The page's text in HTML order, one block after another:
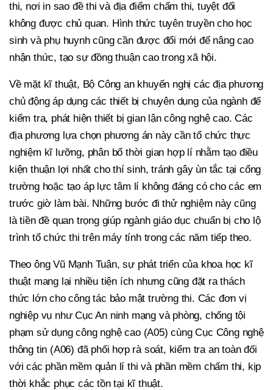
thi, nơi in sao đề thi và địa điểm chấm thi, tuyệt đối
không được chủ quan. Hình thức tuyên truyền cho học
sinh và phụ huynh cũng cần được đổi mới để nâng cao
nhận thức, tạo sự đồng thuận cao trong xã hội.
Về mặt kĩ thuật, Bộ Công an khuyến nghị các địa phương
chủ động áp dụng các thiết bị chuyên dụng của ngành để
kiểm tra, phát hiện thiết bị gian lận công nghệ cao. Các
địa phương lựa chọn phương án này cần tổ chức thực
nghiệm kĩ lưỡng, phân bổ thời gian hợp lí nhằm tạo điều
kiện thuận lợi nhất cho thí sinh, tránh gây ùn tắc tại cổng
trường hoặc tạo áp lực tâm lí không đáng có cho các em
trước giờ làm bài. Những bước đi thử nghiệm này cũng
là tiền đề quan trọng giúp ngành giáo dục chuẩn bị cho lộ
trình tổ chức thi trên máy tính trong các năm tiếp theo.
Theo ông Vũ Mạnh Tuân, sự phát triển của khoa học kĩ
thuật mang lại nhiều tiện ích nhưng cũng đặt ra thách
thức lớn cho công tác bảo mật trường thi. Các đơn vị
nghiệp vụ như Cục An ninh mạng và phòng, chống tội
phạm sử dụng công nghệ cao (A05) cùng Cục Công nghệ
thông tin (A06) đã phối hợp rà soát, kiểm tra an toàn đối
với các phần mềm quản lí thi và phần mềm chấm thi, kịp
thời khắc phục các tồn tại kĩ thuật.